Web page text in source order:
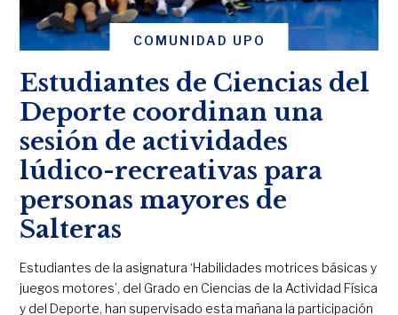
COMUNIDAD UPO
Estudiantes de Ciencias del
Deporte coordinan una
sesión de actividades
lúdico-recreativas para
personas mayores de
Salteras
Estudiantes de la asignatura ‘Habilidades motrices básicas y
juegos motores’, del Grado en Ciencias de la Actividad Física
y del Deporte, han supervisado esta mañana la participación